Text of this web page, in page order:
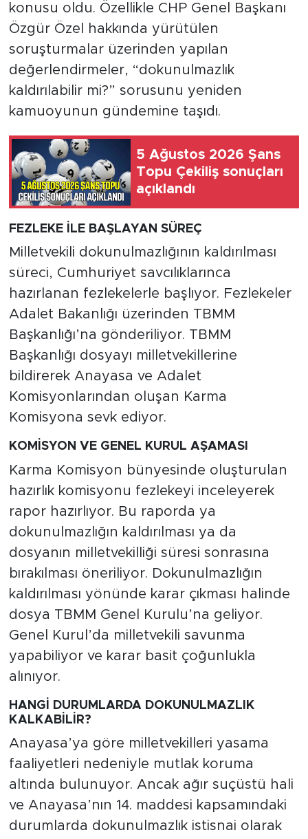
konusu oldu. Özellikle CHP Genel Başkanı
Özgür Özel hakkında yürütülen
soruşturmalar üzerinden yapılan
değerlendirmeler, “dokunulmazlık
kaldırılabilir mi?” sorusunu yeniden
kamuoyunun gündemine taşıdı.
5 Ağustos 2026 Şans
Topu Çekiliş sonuçları
açıklandı
FEZLEKE İLE BAŞLAYAN SÜREÇ
Milletvekili dokunulmazlığının kaldırılması
süreci, Cumhuriyet savcılıklarınca
hazırlanan fezlekelerle başlıyor. Fezlekeler
Adalet Bakanlığı üzerinden TBMM
Başkanlığı’na gönderiliyor. TBMM
Başkanlığı dosyayı milletvekillerine
bildirerek Anayasa ve Adalet
Komisyonlarından oluşan Karma
Komisyona sevk ediyor.
KOMİSYON VE GENEL KURUL AŞAMASI
Karma Komisyon bünyesinde oluşturulan
hazırlık komisyonu fezlekeyi inceleyerek
rapor hazırlıyor. Bu raporda ya
dokunulmazlığın kaldırılması ya da
dosyanın milletvekilliği süresi sonrasına
bırakılması öneriliyor. Dokunulmazlığın
kaldırılması yönünde karar çıkması halinde
dosya TBMM Genel Kurulu’na geliyor.
Genel Kurul’da milletvekili savunma
yapabiliyor ve karar basit çoğunlukla
alınıyor.
HANGİ DURUMLARDA DOKUNULMAZLIK
KALKABİLİR?
Anayasa’ya göre milletvekilleri yasama
faaliyetleri nedeniyle mutlak koruma
altında bulunuyor. Ancak ağır suçüstü hali
ve Anayasa’nın 14. maddesi kapsamındaki
durumlarda dokunulmazlık istisnai olarak